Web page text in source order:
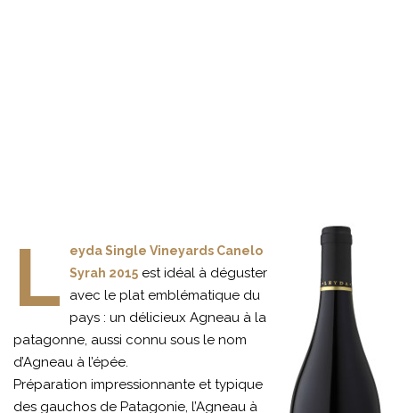
L
eyda Single Vineyards Canelo
Syrah 2015 est idéal à déguster
avec le plat emblématique du
pays : un délicieux Agneau à la
patagonne, aussi connu sous le nom
d’Agneau à l’épée.
Préparation impressionnante et typique
des gauchos de Patagonie, l’Agneau à